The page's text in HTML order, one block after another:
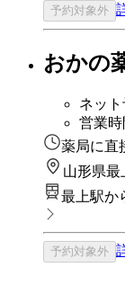
予約対象外
おかの
ネッ
営業
薬局に直
山形県最
最上駅か
予約対象外